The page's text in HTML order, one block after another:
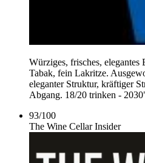
Würziges, frisches,
Tabak, fein Lakritze.
eleganter Struktur, kräftiger
Abgang. 18/20 trinken -
93/100
The Wine Cellar Insider